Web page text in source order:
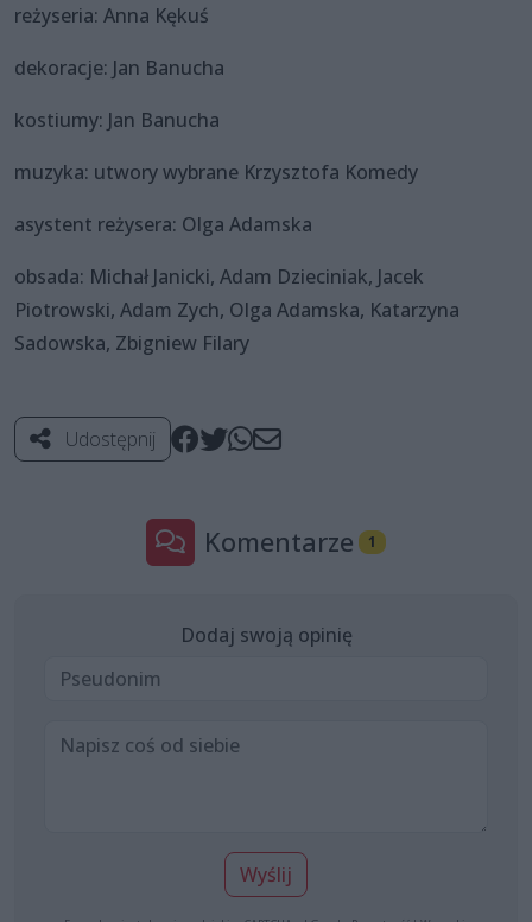
reżyseria: Anna Kękuś
dekoracje: Jan Banucha
kostiumy: Jan Banucha
muzyka: utwory wybrane Krzysztofa Komedy
asystent reżysera: Olga Adamska
obsada: Michał Janicki, Adam Dzieciniak, Jacek
Piotrowski, Adam Zych, Olga Adamska, Katarzyna
Sadowska, Zbigniew Filary
Udostępnij
Komentarze 1
Dodaj swoją opinię
Wyślij